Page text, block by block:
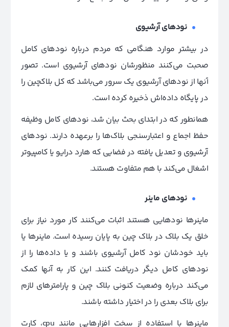
نود‌های آرشیوی
در بیشتر موارد هنگامی که مردم درباره نودهای کامل
صحبت می‌کنند منظورشان نودهای آرشیوی است. تصور
آنها از نودهای آرشیوی یک سرور می‌باشد که کل بلاکچین را
در پایگاه داده‌اش ذخیره کرده است.
همانطور که در ابتدای بحث بیان شد، نودهای کامل وظیفه
حفظ اجماع و اعتبارسنجی بلاک‌ها را برعهده دارند. نودهای
آرشیوی و تعدیل یافته در فضایی که هارد درایو یا کامپیوتر
اشغال می‌کند با هم متفاوت هستند.
نودهای ماینر
ماینرها نودهایی هستند اثبات می‌کنند کار مورد نیاز برای
خلق یک بلاک در بلاک چین به پایان رسیده است. ماینرها یا
باید خودشان نود کامل آرشیوی باشند و یا داده‌ها را از
نودهای کامل دیگر دریافت کنند. این کار به آنها کمک
می‌کند درباره وضعیت کنونی بلاک چین و پارامترهای لازم
برای بلاک بعدی را در اختیار داشته باشند.
ماینرها با استفاده از سخت افزارهایی
مانند cpu، کارت